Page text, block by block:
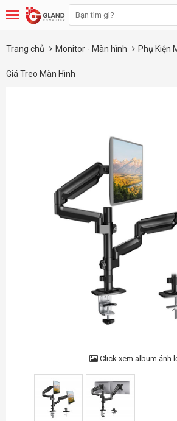
Trang chủ Monitor - Màn hình Phụ Kiện
Giá Treo Màn Hình
Click xem album ảnh